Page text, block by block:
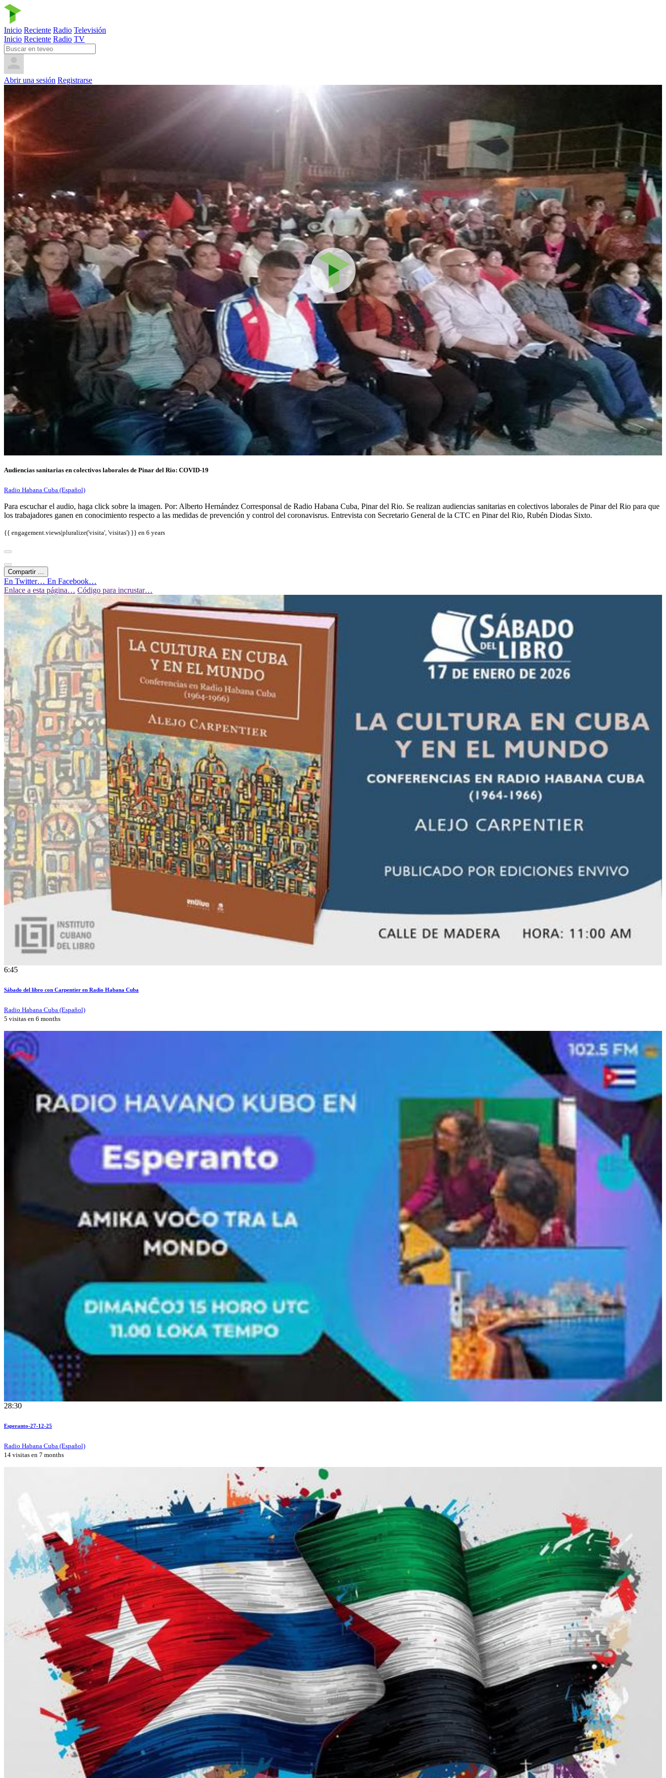
Inicio Reciente Radio Televisión
Inicio Reciente Radio TV
Abrir una sesión Registrarse
Audiencias sanitarias en colectivos laborales de Pinar del Rio: COVID-19
Radio Habana Cuba (Español)
Para escuchar el audio, haga click sobre la imagen. Por: Alberto Hernández Corresponsal de Radio Habana Cuba, Pinar del Rio. Se realizan audiencias sanitarias en colectivos laborales de Pinar del Rio para que
los trabajadores ganen en conocimiento respecto a las medidas de prevención y control del coronavisrus. Entrevista con Secretario General de la CTC en Pinar del Rio, Rubén Diodas Sixto.
{{ engagement.views|pluralize('visita', 'visitas') }} en 6 years
Compartir …
En Twitter… En Facebook…
Enlace a esta página… Código para incrustar…
6:45
Sábado del libro con Carpentier en Radio Habana Cuba
Radio Habana Cuba (Español)
5 visitas en 6 months
28:30
Esperanto-27-12-25
Radio Habana Cuba (Español)
14 visitas en 7 months